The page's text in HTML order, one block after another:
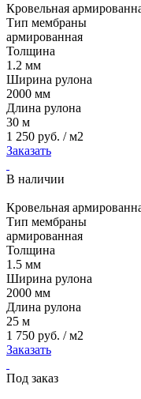
Кровельная
Тип мембраны
армированная
Толщина
1.2 мм
Ширина рулона
2000 мм
Длина рулона
30 м
1 250 руб. / м2
Заказать
В наличии
Кровельная
Тип мембраны
армированная
Толщина
1.5 мм
Ширина рулона
2000 мм
Длина рулона
25 м
1 750 руб. / м2
Заказать
Под заказ